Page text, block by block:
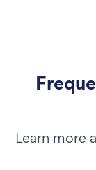
Learn more